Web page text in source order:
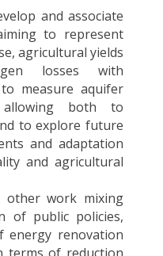
and associate
to represent
agricultural yields
losses with
measure aquifer
allowing both to
to explore future
and adaptation
and agricultural
other work mixing
of public policies,
energy renovation
terms of reduction